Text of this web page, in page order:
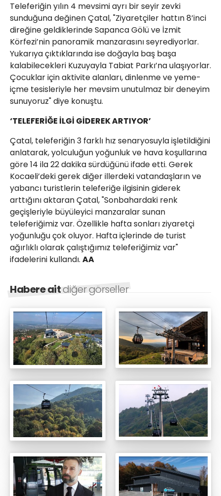
Teleferiğin yılın 4 mevsimi ayrı bir seyir zevki
sunduğuna değinen Çatal, "Ziyaretçiler hattın 8’inci
direğine geldiklerinde Sapanca Gölü ve İzmit
Körfezi’nin panoramik manzarasını seyrediyorlar.
Yukarıya çıktıklarında ise doğayla baş başa
kalabilecekleri Kuzuyayla Tabiat Parkı’na ulaşıyorlar.
Çocuklar için aktivite alanları, dinlenme ve yeme-
içme tesisleriyle her mevsim unutulmaz bir deneyim
sunuyoruz" diye konuştu.
‘TELEFERİĞE İLGİ GİDEREK ARTIYOR’
Çatal, teleferiğin 3 farklı hız senaryosuyla işletildiğini
anlatarak, yolculuğun yoğunluk ve hava koşullarına
göre 14 ila 22 dakika sürdüğünü ifade etti. Gerek
Kocaeli’deki gerek diğer illerdeki vatandaşların ve
yabancı turistlerin teleferiğe ilgisinin giderek
arttığını aktaran Çatal, "Sonbahardaki renk
geçişleriyle büyüleyici manzaralar sunan
teleferiğimiz var. Özellikle hafta sonları ziyaretçi
yoğunluğu çok oluyor. Hafta içlerinde de turist
ağırlıklı olarak çalıştığımız teleferiğimiz var"
ifadelerini kullandı. AA
Habere aitdiğer görseller